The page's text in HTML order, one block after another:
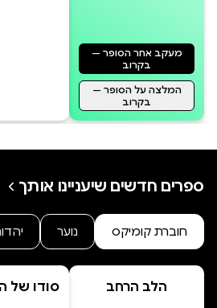
מעקב אחר הסופר —
בקרוב
המלצה על הסופר —
בקרוב
ספרים חדשים שיעניינו אותך
חוברת קומיקס נוער
הלב הרחב
סודו של